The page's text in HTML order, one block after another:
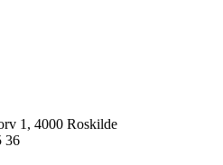
1, 4000 Roskilde
36